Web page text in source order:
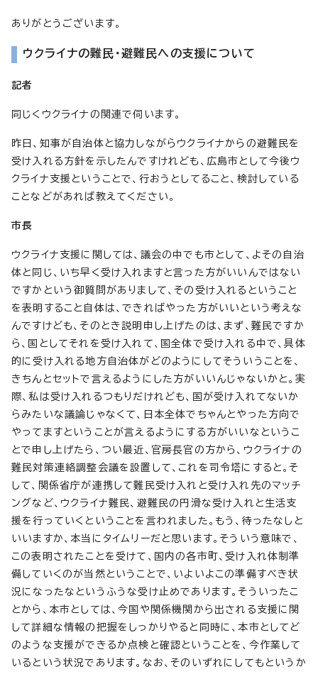
ありがとうございます。
ウクライナの難民・避難民への支援について
記者
同じくウクライナの関連で伺います。
昨日、知事が自治体と協力しながらウクライナからの避難民を
受け入れる方針を示したんですけれども、広島市として今後ウ
クライナ支援ということで、行おうとしてること、検討している
ことなどがあれば教えてください。
市長
ウクライナ支援に関しては、議会の中でも市として、よその自治
体と同じ、いち早く受け入れますと言った方がいいんではない
ですかという御質問がありまして、その受け入れるということ
を表明すること自体は、できればやった方がいいという考えな
んですけども、そのとき説明申し上げたのは、まず、難民ですか
ら、国としてそれを受け入れて、国全体で受け入れる中で、具体
的に受け入れる地方自治体がどのようにしてそういうことを、
きちんとセットで言えるようにした方がいいんじゃないかと。実
際、私は受け入れるつもりだけれども、国が受け入れてないか
らみたいな議論じゃなくて、日本全体でちゃんとやった方向で
やってますということが言えるようにする方がいいなというこ
とで申し上げたら、つい最近、官房長官の方から、ウクライナの
難民対策連絡調整会議を設置して、これを司令塔にすると。そ
して、関係省庁が連携して難民受け入れと受け入れ先のマッチ
ングなど、ウクライナ難民、避難民の円滑な受け入れと生活支
援を行っていくということを言われました。もう、待ったなしと
いいますか、本当にタイムリーだと思います。そういう意味で、
この表明されたことを受けて、国内の各市町、受け入れ体制準
備していくのが当然ということで、いよいよこの準備すべき状
況になったなというふうな受け止めであります。そういったこ
とから、本市としては、今国や関係機関から出される支援に関
して詳細な情報の把握をしっかりやると同時に、本市としてど
のような支援ができるか点検と確認ということを、今作業して
いるという状況であります。なお、そのいずれにしてもというか